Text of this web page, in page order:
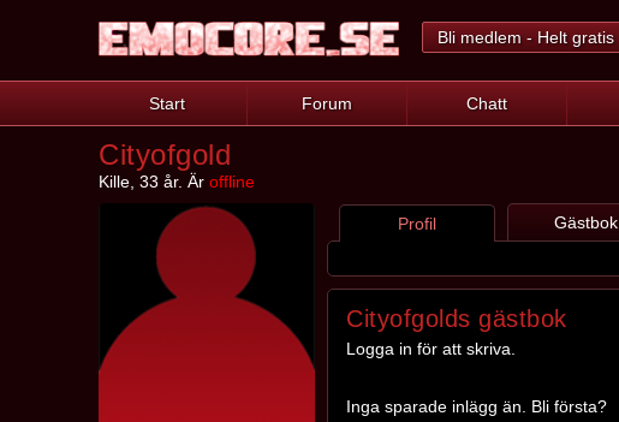
Bli medlem - Helt gratis
Start Forum Chatt
Cityofgold
Kille, 33 år. Är offline
Profil Gästbok
Cityofgolds gästbok
Logga in för att skriva.
Inga sparade inlägg än. Bli första?